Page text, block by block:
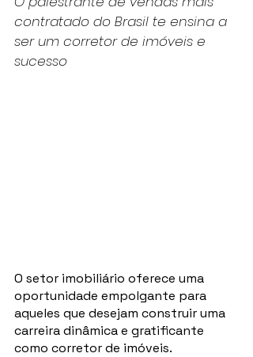
contratado do Brasil te ensina a
ser um corretor de imóveis e
sucesso
O setor imobiliário oferece uma
oportunidade empolgante para
aqueles que desejam construir uma
carreira dinâmica e gratificante
como corretor de imóveis.